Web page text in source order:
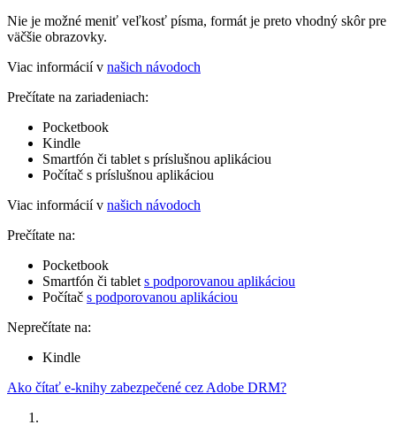
Nie je možné meniť veľkosť písma, formát je preto vhodný skôr pre
väčšie obrazovky.
Viac informácií v našich návodoch
Prečítate na zariadeniach:
Pocketbook
Kindle
Smartfón či tablet s príslušnou aplikáciou
Počítač s príslušnou aplikáciou
Viac informácií v našich návodoch
Prečítate na:
Pocketbook
Smartfón či tablet s podporovanou aplikáciou
Počítač s podporovanou aplikáciou
Neprečítate na:
Kindle
Ako čítať e-knihy zabezpečené cez Adobe DRM?